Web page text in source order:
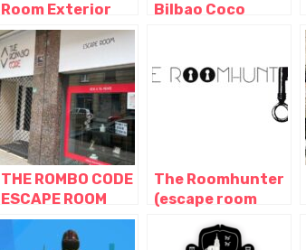
Room Exterior
Bilbao, Bilbao –
Vizcaya
Bilbao Coco
THE ROMBO CODE
ESCAPE ROOM
BILBAO, Bilbao –
Vizcaya
The Roomhunter
(escape room
Vizcaya